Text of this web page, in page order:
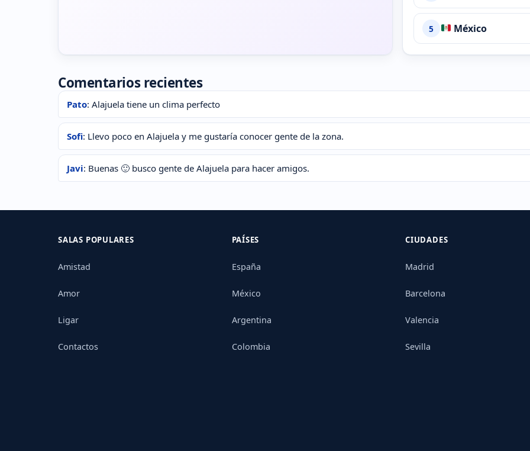
5 México
Comentarios recientes
Pato: Alajuela tiene un clima perfecto
Sofi: Llevo poco en Alajuela y me gustaría conocer gente de la zona.
Javi: Buenas 🙂 busco gente de Alajuela para hacer amigos.
SALAS POPULARES
Amistad
Amor
Ligar
Contactos
PAÍSES
España
México
Argentina
Colombia
CIUDADES
Madrid
Barcelona
Valencia
Sevilla